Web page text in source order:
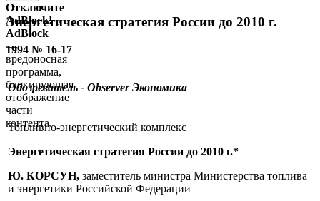
Отключите
AdBlock!
AdBlock
—
вредоносная
программа,
блокирующая
отображение
части
контента.
Энергетическая стратегия России до 2010 г.
1994 № 16-17
Обозреватель - Observer Экономика
Топливно-энергетический комплекс
Энергетическая стратегия России до 2010 г.*
Ю. КОРСУН, заместитель министра Министерства топлива
и энергетики Российской Федерации